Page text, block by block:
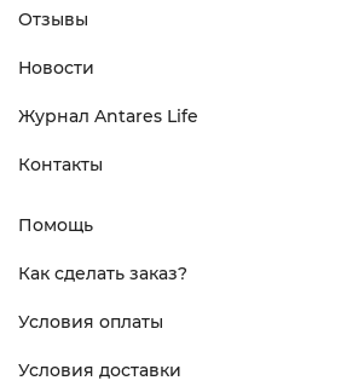
Отзывы
Новости
Журнал Antares Life
Контакты
Помощь
Как сделать заказ?
Условия оплаты
Условия доставки